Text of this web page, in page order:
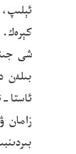
كېرەك.
شى
بىلەن
ئاستا-
زامان